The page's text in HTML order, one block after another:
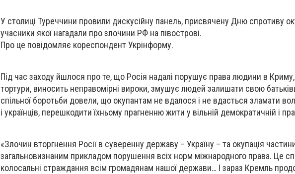
У столиці Туреччини провили дискусійну панель, присвячену Дню спротиву
учасники якої нагадали про злочини РФ на півострові.
Про це повідомляє кореспондент Укрінформу.
Під час заходу йшлося про те, що Росія надалі порушує права людини в
тортури, виносить неправомірні вироки, змушує людей залишати свою
спільної боротьби довели, що окупантам не вдалося і не вдасться зламати
і українців, перешкодити їхньому прагненню жити у вільній демократичній і
«Злочин вторгнення Росії в суверенну державу – Україну – та окупація
загальновизнаним прикладом порушення всіх норм міжнародного права. Це
колосальні страждання всім громадянам нашої держави… І зараз Кремль